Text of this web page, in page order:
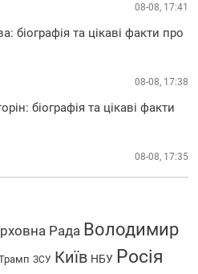
08-08, 17:41
біографія та цікаві факти про
08-08, 17:38
біографія та цікаві факти
08-08, 17:35
Рада Володимир
ЗСУ Київ НБУ Росія